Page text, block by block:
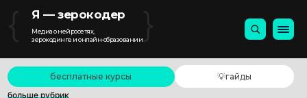
{ Я — зерокодер
Медиа о нейросетях,
зерокодинге и онлайн-образовании}
бесплатные курсы
💡гайды
больше рубрик